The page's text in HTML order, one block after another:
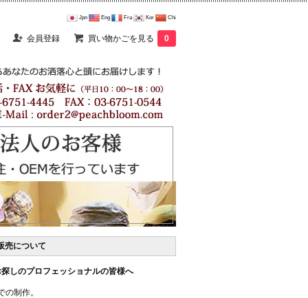
Jpn Eng Fra Kor Chi
会員登録 買い物かごを見る 0
売について
しのプロフェッショナルの皆様へ
制作。